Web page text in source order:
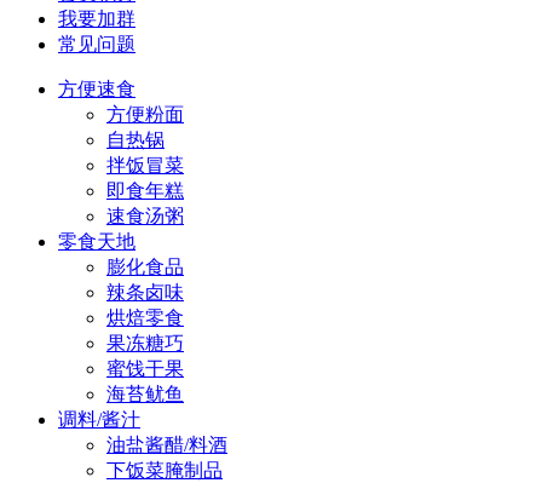
我要加群
常见问题
方便速食
方便粉面
自热锅
拌饭冒菜
即食年糕
速食汤粥
零食天地
膨化食品
辣条卤味
烘焙零食
果冻糖巧
蜜饯干果
海苔鱿鱼
调料/酱汁
油盐酱醋/料酒
下饭菜腌制品